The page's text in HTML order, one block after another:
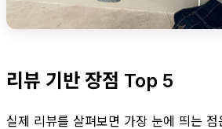
리뷰 기반 장점 Top 5
실제 리뷰를 살펴보면 가장 눈에 띄는 점